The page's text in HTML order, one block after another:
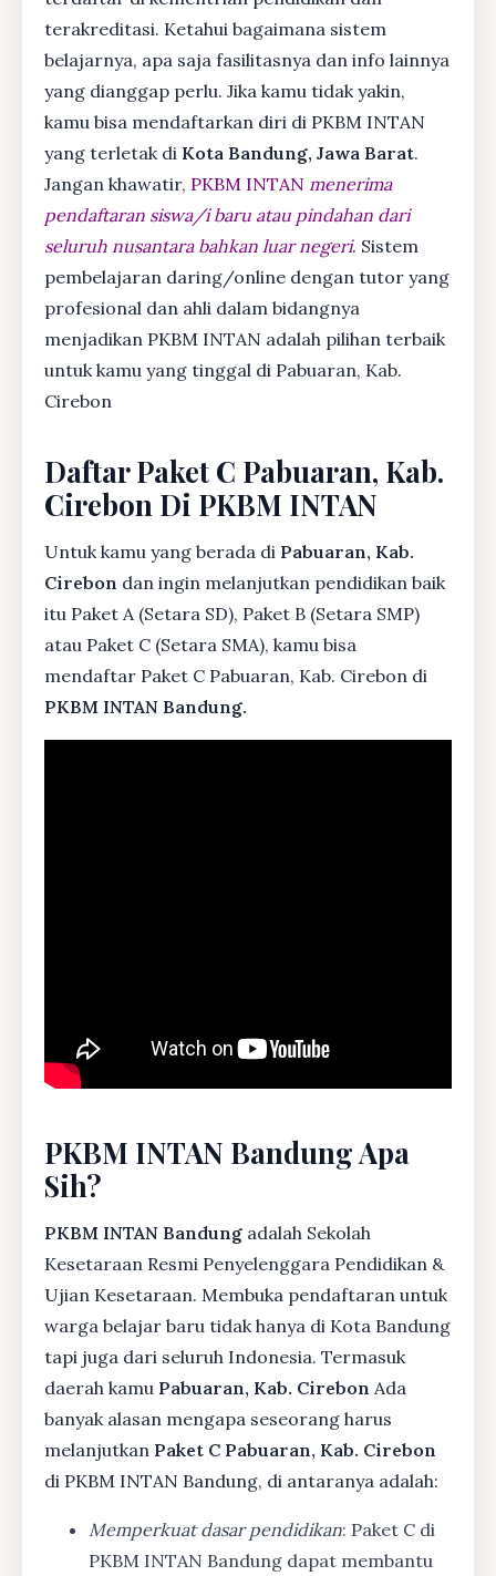
terakreditasi. Ketahui bagaimana sistem
belajarnya, apa saja fasilitasnya dan info lainnya
yang dianggap perlu. Jika kamu tidak yakin,
kamu bisa mendaftarkan diri di PKBM INTAN
yang terletak di Kota Bandung, Jawa Barat.
Jangan khawatir, PKBM INTAN menerima
pendaftaran siswa/i baru atau pindahan dari
seluruh nusantara bahkan luar negeri. Sistem
pembelajaran daring/online dengan tutor yang
profesional dan ahli dalam bidangnya
menjadikan PKBM INTAN adalah pilihan terbaik
untuk kamu yang tinggal di Pabuaran, Kab.
Cirebon
Daftar Paket C Pabuaran, Kab.
Cirebon Di PKBM INTAN
Untuk kamu yang berada di Pabuaran, Kab.
Cirebon dan ingin melanjutkan pendidikan baik
itu Paket A (Setara SD), Paket B (Setara SMP)
atau Paket C (Setara SMA), kamu bisa
mendaftar Paket C Pabuaran, Kab. Cirebon di
PKBM INTAN Bandung.
PKBM INTAN Bandung Apa
Sih?
PKBM INTAN Bandung adalah Sekolah
Kesetaraan Resmi Penyelenggara Pendidikan &
Ujian Kesetaraan. Membuka pendaftaran untuk
warga belajar baru tidak hanya di Kota Bandung
tapi juga dari seluruh Indonesia. Termasuk
daerah kamu Pabuaran, Kab. Cirebon Ada
banyak alasan mengapa seseorang harus
melanjutkan Paket C Pabuaran, Kab. Cirebon
di PKBM INTAN Bandung, di antaranya adalah:
Memperkuat dasar pendidikan: Paket C di
PKBM INTAN Bandung dapat membantu